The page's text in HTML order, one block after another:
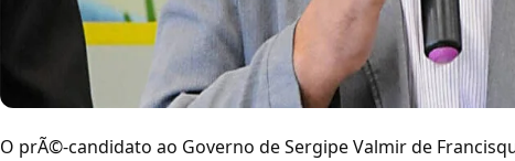
O prÃ©-candidato ao Governo de Sergipe Valmir de